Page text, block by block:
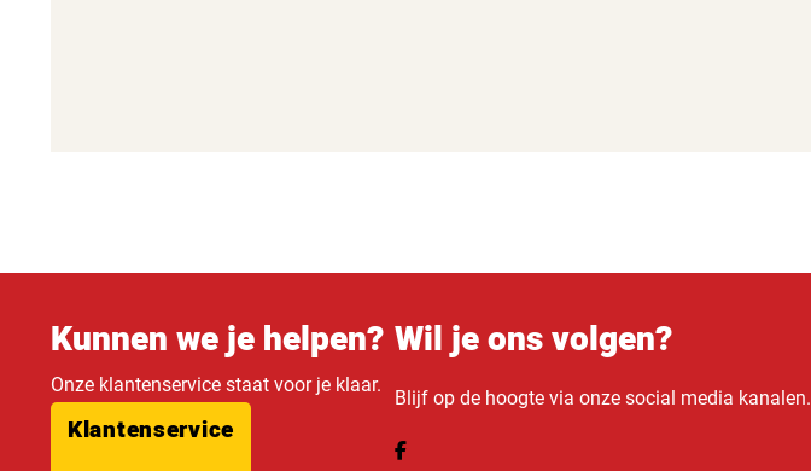
Kunnen we je helpen?
Onze klantenservice staat voor je klaar.
Klantenservice
Wil je ons volgen?
Blijf op de hoogte via onze social media kanalen.